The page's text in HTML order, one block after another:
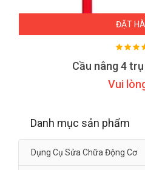
ĐẶT
Cầu nâng 4
Vui
Danh mục sản phẩm
Dụng Cụ Sửa Chữa Động Cơ